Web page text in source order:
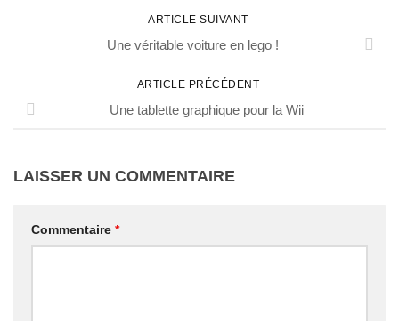
ARTICLE SUIVANT
Une véritable voiture en lego !
ARTICLE PRÉCÉDENT
Une tablette graphique pour la Wii
LAISSER UN COMMENTAIRE
Commentaire *